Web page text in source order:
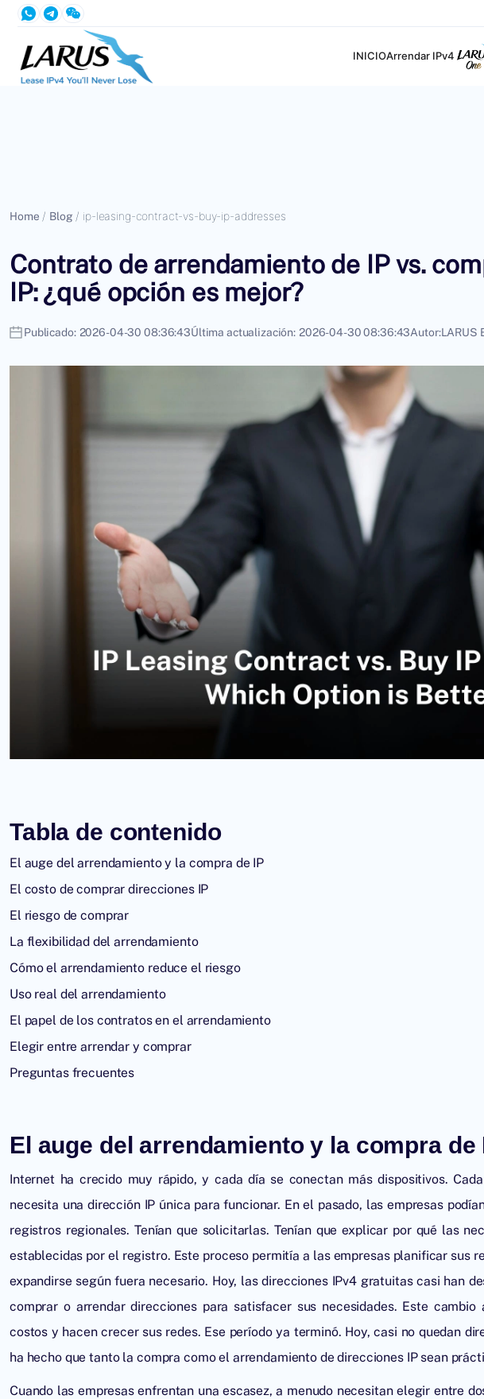
INICIOArrendar IPv4
Home / Blog / ip-leasing-contract-vs-buy-ip-addresses
Contrato de arrendamiento de IP vs.
IP: ¿qué opción es mejor?
Publicado: 2026-04-30 08:36:43Última actualización: 2026-04-30 08:36:43Autor:LARUS
Tabla de contenido
El auge del arrendamiento y la compra de IP
El costo de comprar direcciones IP
El riesgo de comprar
La flexibilidad del arrendamiento
Cómo el arrendamiento reduce el riesgo
Uso real del arrendamiento
El papel de los contratos en el arrendamiento
Elegir entre arrendar y comprar
Preguntas frecuentes
El auge del arrendamiento y la compra de
Internet ha crecido muy rápido, y cada día se conectan más dispositivos.
necesita una dirección IP única para funcionar. En el pasado, las empresas
registros regionales. Tenían que solicitarlas. Tenían que explicar por qué las
establecidas por el registro. Este proceso permitía a las empresas planificar sus
expandirse según fuera necesario. Hoy, las direcciones IPv4 gratuitas casi han
comprar o arrendar direcciones para satisfacer sus necesidades. Este
costos y hacen crecer sus redes. Ese período ya terminó. Hoy, casi no quedan
ha hecho que tanto la compra como el arrendamiento de direcciones IP sean
Cuando las empresas enfrentan una escasez, a menudo necesitan elegir entre